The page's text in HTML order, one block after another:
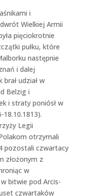
i
Wielkiej Armii
pięciokrotnie
pułku, które
następnie
i dalej
udział w
Belzig i
i straty poniósł w
Legii
otrzymali
pozostali czwartacy
złożonym z
w
bitwie pod Arcis-
czwartaków